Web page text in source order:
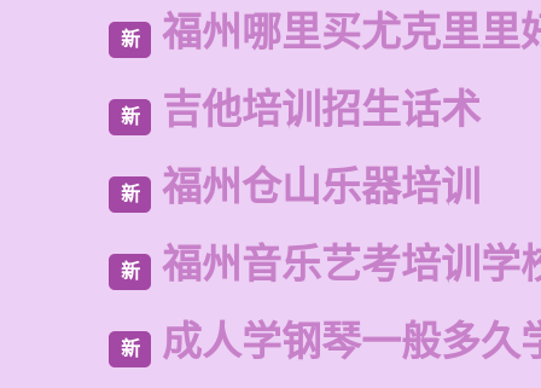
新 福州哪里买尤克里里
新 吉他培训招生话术
新 福州仓山乐器培训
新 福州音乐艺考培训学
新 成人学钢琴一般多久